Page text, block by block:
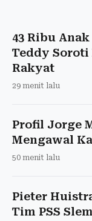
43 Ribu
Teddy Soroti
Rakyat
29 menit lalu
Profil Jorge
Mengawal
50 menit lalu
Pieter
Tim PSS